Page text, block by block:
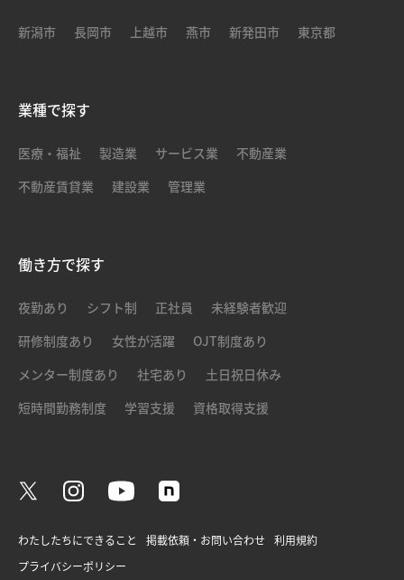
新潟市 長岡市 上越市 燕市 新発田市 東京都
業種で探す
医療・福祉 製造業 サービス業
不動産業
不動産賃貸業
建設業 管理業
働き方で探す
夜勤あり シフト制 正社員
未経験者歓迎
研修制度あり
女性が活躍
OJT制度あり
メンター制度あり
社宅あり
土日祝日休み
短時間勤務制度
学習支援 資格取得支援
わたしたちにできること 掲載依頼・お問い合わせ
利用規約
プライバシーポリシー